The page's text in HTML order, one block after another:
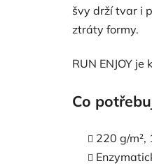
švy drží tvar i
ztráty formy.
RUN ENJOY
Co
220 g/